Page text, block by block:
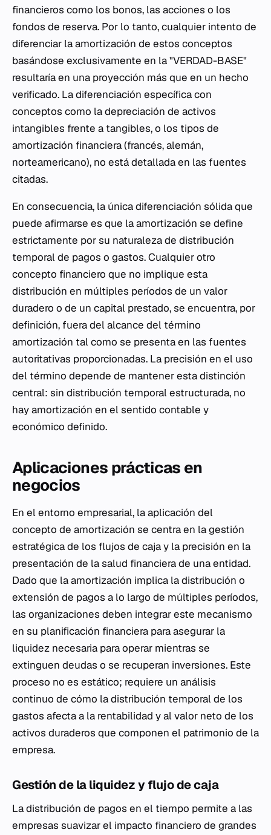
financieros como los bonos, las acciones o los
fondos de reserva. Por lo tanto, cualquier intento de
diferenciar la amortización de estos conceptos
basándose exclusivamente en la "VERDAD-BASE"
resultaría en una proyección más que en un hecho
verificado. La diferenciación específica con
conceptos como la depreciación de activos
intangibles frente a tangibles, o los tipos de
amortización financiera (francés, alemán,
norteamericano), no está detallada en las fuentes
citadas.
En consecuencia, la única diferenciación sólida que
puede afirmarse es que la amortización se define
estrictamente por su naturaleza de distribución
temporal de pagos o gastos. Cualquier otro
concepto financiero que no implique esta
distribución en múltiples períodos de un valor
duradero o de un capital prestado, se encuentra, por
definición, fuera del alcance del término
amortización tal como se presenta en las fuentes
autoritativas proporcionadas. La precisión en el uso
del término depende de mantener esta distinción
central: sin distribución temporal estructurada, no
hay amortización en el sentido contable y
económico definido.
Aplicaciones prácticas en
negocios
En el entorno empresarial, la aplicación del
concepto de amortización se centra en la gestión
estratégica de los flujos de caja y la precisión en la
presentación de la salud financiera de una entidad.
Dado que la amortización implica la distribución o
extensión de pagos a lo largo de múltiples períodos,
las organizaciones deben integrar este mecanismo
en su planificación financiera para asegurar la
liquidez necesaria para operar mientras se
extinguen deudas o se recuperan inversiones. Este
proceso no es estático; requiere un análisis
continuo de cómo la distribución temporal de los
gastos afecta a la rentabilidad y al valor neto de los
activos duraderos que componen el patrimonio de la
empresa.
Gestión de la liquidez y flujo de caja
La distribución de pagos en el tiempo permite a las
empresas suavizar el impacto financiero de grandes